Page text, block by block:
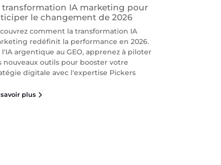
transformation IA marketing pour
le changement de 2026
comment la transformation IA
redéfinit la performance en 2026.
l'IA argentique au GEO, apprenez à piloter
nouveaux outils pour booster votre
digitale avec l'expertise Pickers
plus